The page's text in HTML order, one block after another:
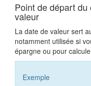
Point de départ
valeur
La date de valeur sert
notamment utilisée si
épargne ou pour
Exemple